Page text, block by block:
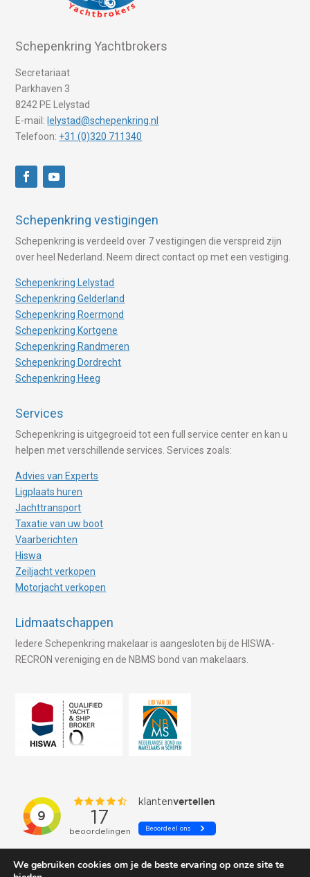
Schepenkring Yachtbrokers
Secretariaat
Parkhaven 3
8242 PE Lelystad
E-mail: lelystad@schepenkring.nl
Telefoon: +31 (0)320 711340
Schepenkring vestigingen
Schepenkring is verdeeld over 7 vestigingen die verspreid zijn
over heel Nederland. Neem direct contact op met een vestiging.
Schepenkring Lelystad
Schepenkring Gelderland
Schepenkring Roermond
Schepenkring Kortgene
Schepenkring Randmeren
Schepenkring Dordrecht
Schepenkring Heeg
Services
Schepenkring is uitgegroeid tot een full service center en kan u
helpen met verschillende services. Services zoals:
Advies van Experts
Ligplaats huren
Jachttransport
Taxatie van uw boot
Vaarberichten
Hiswa
Zeiljacht verkopen
Motorjacht verkopen
Lidmaatschappen
Iedere Schepenkring makelaar is aangesloten bij de HISWA-
RECRON vereniging en de NBMS bond van makelaars.
We gebruiken cookies om je de beste ervaring op onze site te